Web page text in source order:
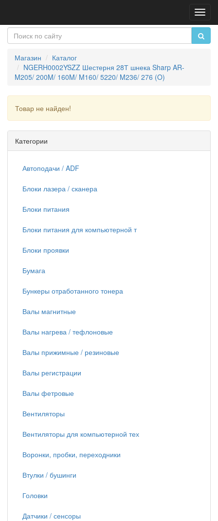
Магазин
Каталог
NGERH0002YSZZ Шестерня 28Т шнека Sharp AR-
M205/ 200M/ 160M/ M160/ 5220/ M236/ 276 (O)
Товар не найден!
Категории
Автоподачи / ADF
Блоки лазера / сканера
Блоки питания
Блоки питания для компьютерной т
Блоки проявки
Бумага
Бункеры отработанного тонера
Валы магнитные
Валы нагрева / тефлоновые
Валы прижимные / резиновые
Валы регистрации
Валы фетровые
Вентиляторы
Вентиляторы для компьютерной тех
Воронки, пробки, переходники
Втулки / бушинги
Головки
Датчики / сенсоры